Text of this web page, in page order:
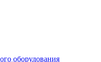
оборудования